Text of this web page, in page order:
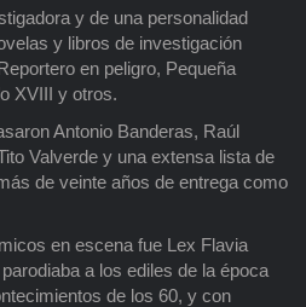
y de una personalidad
y libros de investigación
en peligro, Pequeña
XVIII y otros.
Antonio Banderas, Raúl
Valverde y una extensa lista de
de veinte años de entrega como
en escena fue Lex Flavia
a los ediles de la época
de los 60, y con